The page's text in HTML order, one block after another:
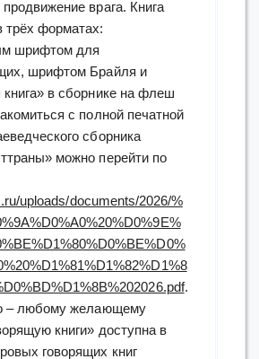
врага. Книга
трёх форматах:
шрифтом для
шрифтом Брайля и
книга» в сборнике на флеш
с полной печатной
сборника
можно перейти по
uploads/documents/2026/%
.
– любому желающему
книги» доступна в
говорящих книг